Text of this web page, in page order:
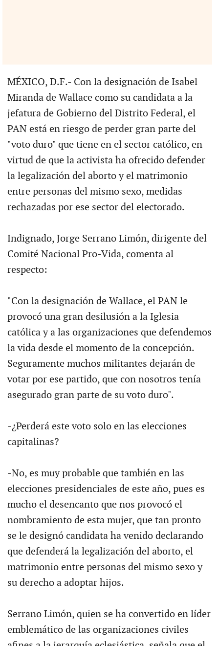
MÉXICO, D.F.- Con la designación de Isabel
Miranda de Wallace como su candidata a la
jefatura de Gobierno del Distrito Federal, el
PAN está en riesgo de perder gran parte del
"voto duro" que tiene en el sector católico, en
virtud de que la activista ha ofrecido defender
la legalización del aborto y el matrimonio
entre personas del mismo sexo, medidas
rechazadas por ese sector del electorado.
Indignado, Jorge Serrano Limón, dirigente del
Comité Nacional Pro-Vida, comenta al
respecto:
"Con la designación de Wallace, el PAN le
provocó una gran desilusión a la Iglesia
católica y a las organizaciones que defendemos
la vida desde el momento de la concepción.
Seguramente muchos militantes dejarán de
votar por ese partido, que con nosotros tenía
asegurado gran parte de su voto duro".
-¿Perderá este voto solo en las elecciones
capitalinas?
-No, es muy probable que también en las
elecciones presidenciales de este año, pues es
mucho el desencanto que nos provocó el
nombramiento de esta mujer, que tan pronto
se le designó candidata ha venido declarando
que defenderá la legalización del aborto, el
matrimonio entre personas del mismo sexo y
su derecho a adoptar hijos.
Serrano Limón, quien se ha convertido en líder
emblemático de las organizaciones civiles